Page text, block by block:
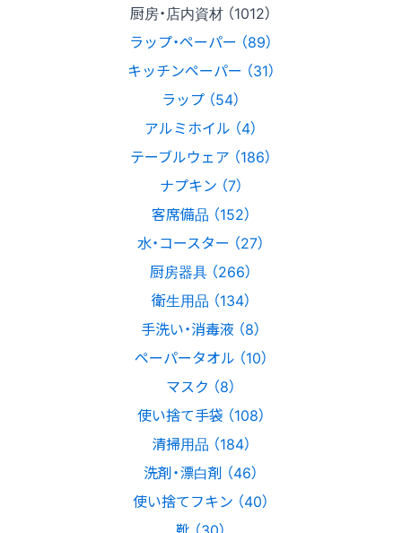
厨房・店内資材 （1012）
ラップ・ペーパー （89）
キッチンペーパー （31）
ラップ （54）
アルミホイル （4）
テーブルウェア （186）
ナプキン （7）
客席備品 （152）
水・コースター （27）
厨房器具 （266）
衛生用品 （134）
手洗い・消毒液 （8）
ペーパータオル （10）
マスク （8）
使い捨て手袋 （108）
清掃用品 （184）
洗剤・漂白剤 （46）
使い捨てフキン （40）